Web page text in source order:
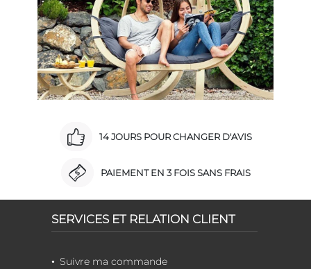
14 JOURS POUR CHANGER D'AVIS
PAIEMENT EN 3 FOIS SANS FRAIS
SERVICES ET RELATION CLIENT
Suivre ma commande